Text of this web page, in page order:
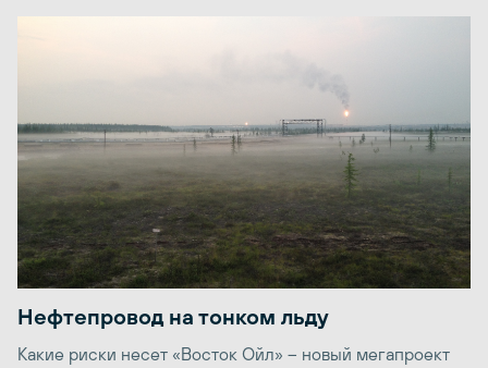
Нефтепровод на тонком льду
Какие риски несет «Восток Ойл» – новый мегапроект